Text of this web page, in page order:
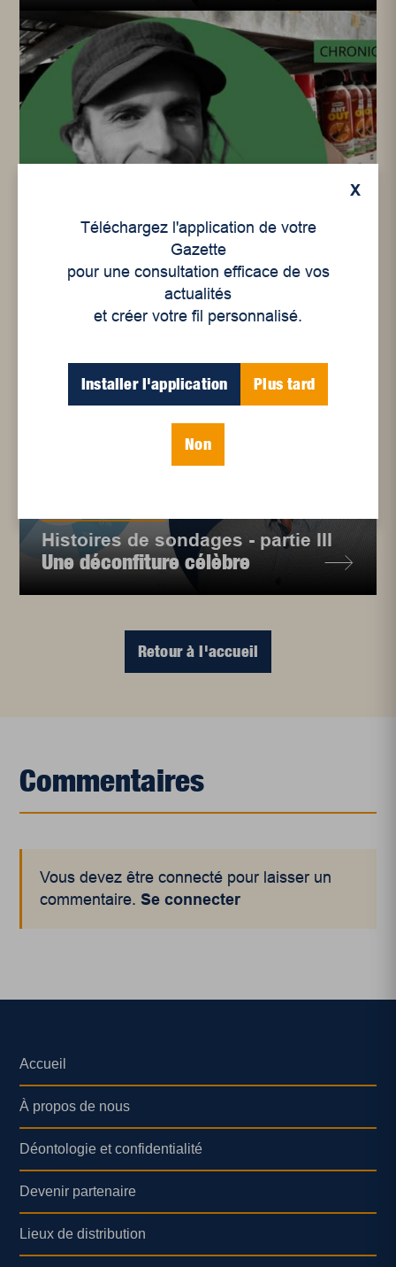
Contrôle anti-moustique :
est-ce le loup qui garde la
bergerie?
Histoires de sondages - partie III
Une déconfiture célèbre
Retour à l'accueil
Commentaires
Vous devez être connecté pour laisser un
commentaire.Se connecter
X
Téléchargez l'application de votre
Gazette
pour une consultation efficace de vos
actualités
et créer votre fil personnalisé.
Installer l'application Plus tard
Non
Accueil
À propos de nous
Déontologie et confidentialité
Devenir partenaire
Lieux de distribution